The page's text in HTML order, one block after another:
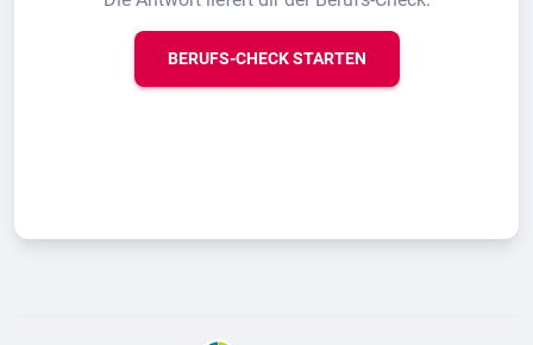
BERUFS-CHECK STARTEN